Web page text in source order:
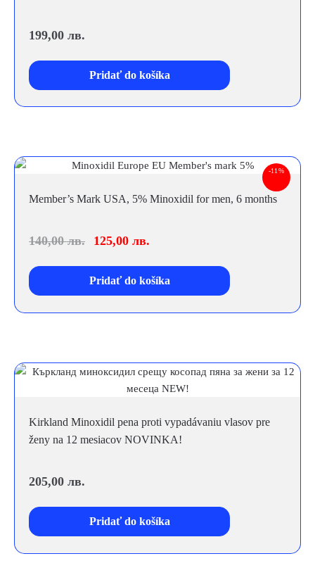
199,00 лв.
Pridať do košíka
-11%
Member’s Mark USA, 5% Minoxidil for men, 6 months
140,00лв. 125,00 лв.
Pridať do košíka
Kirkland Minoxidil pena proti vypadávaniu vlasov pre
ženy na 12 mesiacov NOVINKA!
205,00 лв.
Pridať do košíka